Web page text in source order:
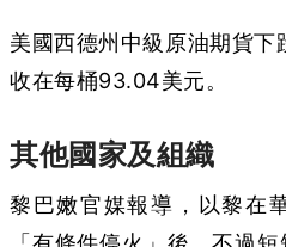
美國西德州中級原油期貨下
收在每桶93.04美元。
其他國家及組織
黎巴嫩官媒報導，以黎在